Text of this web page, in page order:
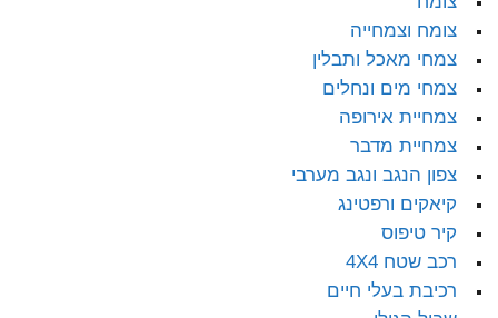
צומח וצמחייה
צמחי מאכל ותבלין
צמחי מים ונחלים
צמחיית אירופה
צמחיית מדבר
צפון הנגב ונגב מערבי
קיאקים ורפטינג
קיר טיפוס
רכב שטח 4X4
רכיבת בעלי חיים